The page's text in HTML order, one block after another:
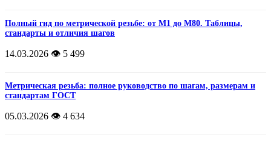
Полный гид по метрической резьбе: от М1 до М80. Таблицы,
стандарты и отличия шагов
14.03.2026 👁️ 5 499
Метрическая резьба: полное руководство по шагам, размерам и
стандартам ГОСТ
05.03.2026 👁️ 4 634